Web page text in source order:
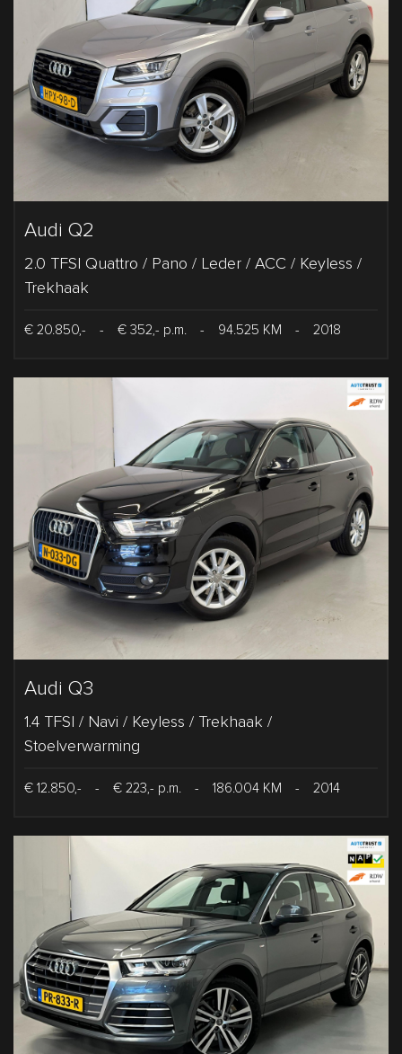
Audi Q2
2.0 TFSI Quattro / Pano / Leder / ACC / Keyless /
Trekhaak
€ 20.850,- - € 352,- p.m. - 94.525 KM - 2018
Audi Q3
1.4 TFSI / Navi / Keyless / Trekhaak /
Stoelverwarming
€ 12.850,- - € 223,- p.m. - 186.004 KM - 2014